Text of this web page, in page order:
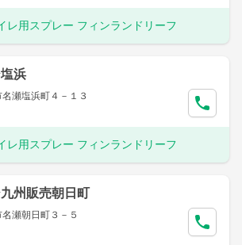
レ用スプレー フィンランドリーフ
浜
瀬塩浜町４－１３
レ用スプレー フィンランドリーフ
州販売朝日町
瀬朝日町３－５